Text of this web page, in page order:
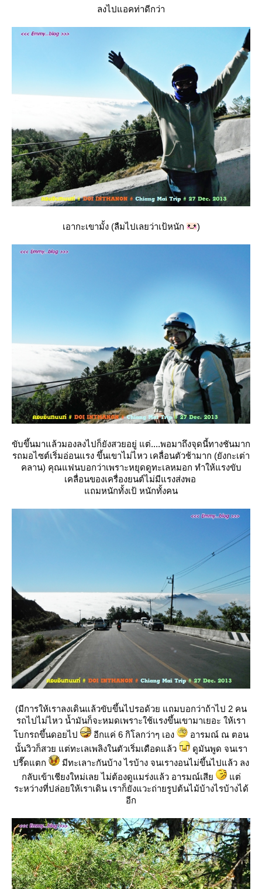
ลงไปแอคท่าดีกว่า
เอากะเขามั้ง (ลืมไปเลยว่าเป้หนัก )
ขับขึ้นมาแล้วมองลงไปก็ยังสวยอยู่ แต่....พอมาถึงจุดนี้ทางชันมาก
รถมอไซต์เริ่มอ่อนแรง ขึ้นเขาไม่ไหว เคลื่อนตัวช้ามาก (ยังกะเต่า
คลาน) คุณแฟนบอกว่าเพราะหยุดดูทะเลหมอก ทำให้แรงขับ
เคลื่อนของเครื่องยนต์ไม่มีแรงส่งพอ
ถมหนักทั้งเป้ หนักทั้งคน
(มีการให้เราลงเดินแล้วขับขึ้นไปรอด้วย แถมบอกว่าถ้าไป 2 คน
รถไปไม่ไหว น้ำมันก็จะหมดเพราะใช้แรงขึ้นเขามาเยอะ ให้เรา
บกรถขึ้นดอยไป
อีกแค่ 6 กิโลกว่าๆ เอง
อารมณ์ ณ ตอน
นั้นวิวก็สวย แต่ทะเลเพลิงในตัวเริ่มเดือดแล้ว
ดูมันพูด จนเรา
ปรี๊ดแตก
มีทะเลาะกันบ้าง ไรบ้าง จนเรางอนไม่ขึ้นไปแล้ว ลง
กลับเข้าเชียงใหม่เลย ไม่ต้องดูแมร่งแล้ว อารมณ์เสี
ต่
ระหว่างที่ปล่อยให้เราเดิน เราก็ยังแวะถ่ายรูปต้นไม้บ้างไรบ้างได้
อีก